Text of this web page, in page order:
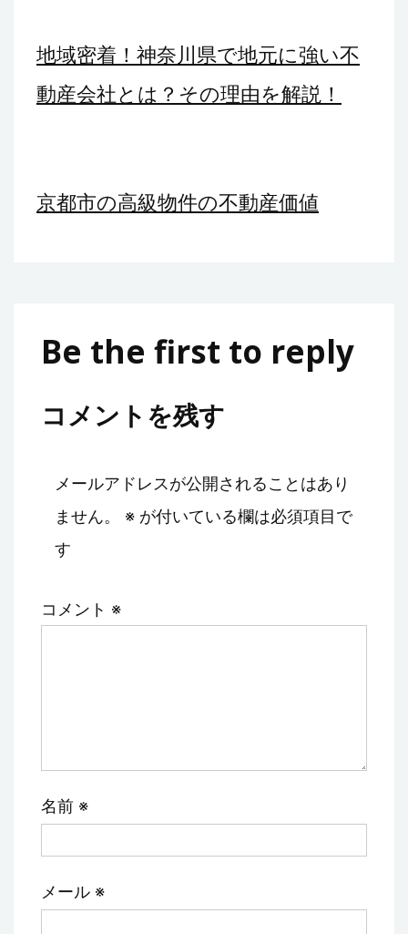
地域密着！神奈川県で地元に強い不
動産会社とは？その理由を解説！
京都市の高級物件の不動産価値
Be the first to reply
コメントを残す
メールアドレスが公開されることはあり
ません。
※ が付いている欄は必須項目で
す
コメント ※
名前 ※
メール ※